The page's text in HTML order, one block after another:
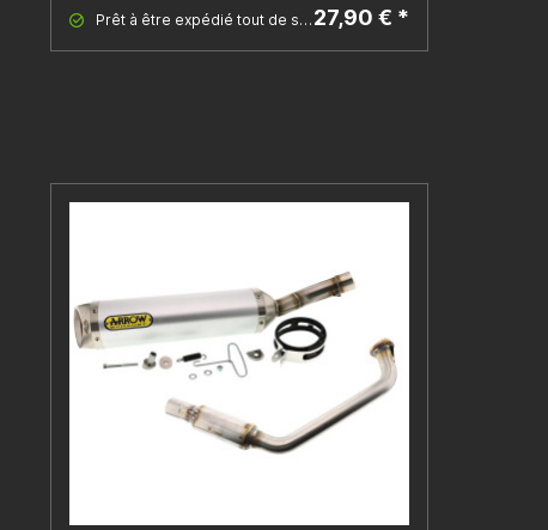
Prêt à être expédié tout de suite 27,90 € *